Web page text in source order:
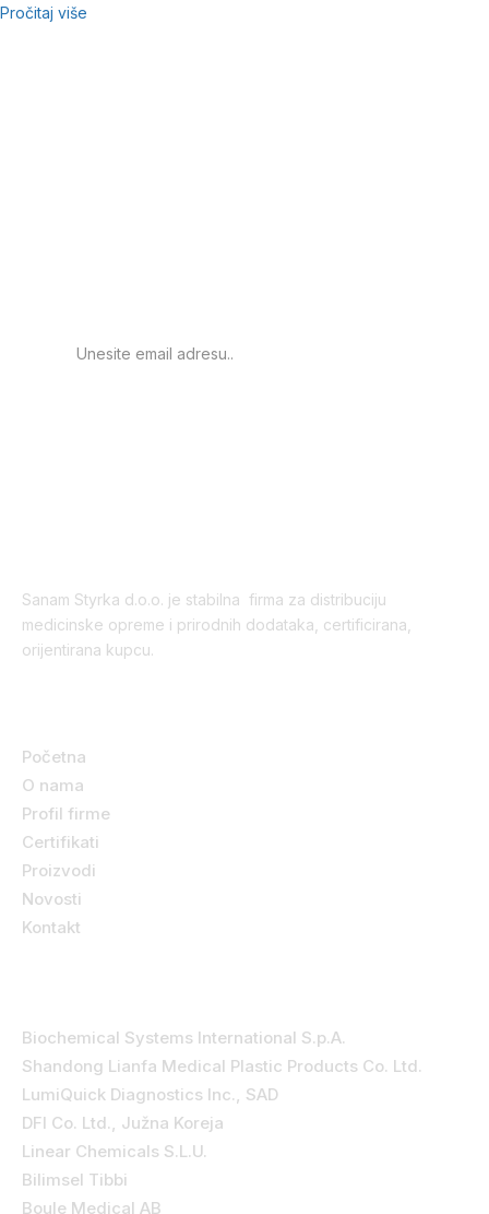
Pročitaj više
Sanam Styrka d.o.o. je stabilna firma za distribuciju
medicinske opreme i prirodnih dodataka, certificirana,
orijentirana kupcu.
Početna
O nama
Profil firme
Certifikati
Proizvodi
Novosti
Kontakt
Biochemical Systems International S.p.A.
Shandong Lianfa Medical Plastic Products Co. Ltd.
LumiQuick Diagnostics Inc., SAD
DFI Co. Ltd., Južna Koreja
Linear Chemicals S.L.U.
Bilimsel Tibbi
Boule Medical AB